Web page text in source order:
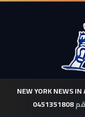
NEW YORK NEWS IN
0451351808